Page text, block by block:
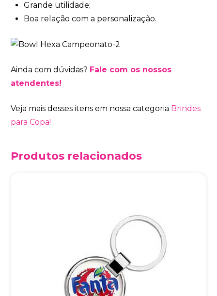
Grande utilidade;
Boa relação com a personalização.
Ainda com dúvidas? Fale com os nossos
atendentes!
Veja mais desses itens em nossa categoria Brindes
para Copa!
Produtos relacionados